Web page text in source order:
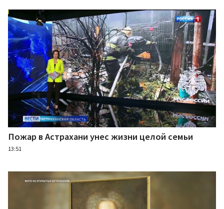
Пожар в Астрахани унес жизни целой семьи
13:51